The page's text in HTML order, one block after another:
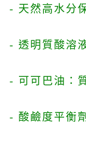
- 天然高水分
- 透明質酸溶
- 可可巴油：
- 酸鹼度平衡